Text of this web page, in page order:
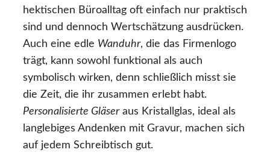
hektischen Büroalltag oft einfach nur praktisch
sind und dennoch Wertschätzung ausdrücken.
Auch eine edle Wanduhr, die das Firmenlogo
trägt, kann sowohl funktional als auch
symbolisch wirken, denn schließlich misst sie
die Zeit, die ihr zusammen erlebt habt.
Personalisierte Gläseraus Kristallglas, ideal als
langlebiges Andenken mit Gravur, machen sich
auf jedem Schreibtisch gut.